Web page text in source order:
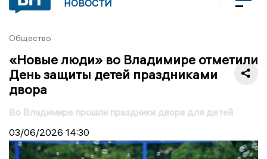
НОВОСТИ
Общество
«Новые люди» во Владимире отметили
День защиты детей праздниками
двора
Во Владимире прошли праздники двора для детей
03/06/2026 14:30